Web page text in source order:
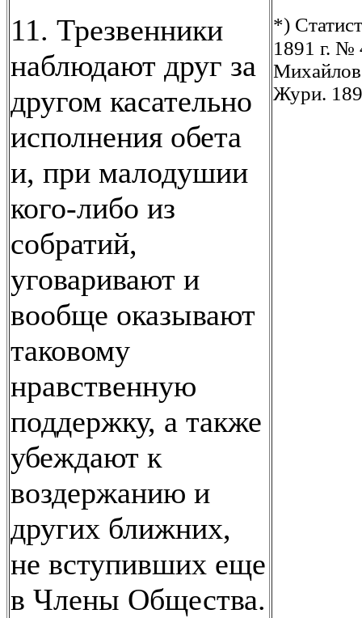
11. Трезвенники
наблюдают друг за
другом касательно
исполнения обета
и, при малодушии
кого-либо из
собратий,
уговаривают и
вообще оказывают
таковому
нравственную
поддержку, а также
убеждают к
воздержанию и
других ближних,
не вступивших еще
в Члены Общества.
*)
1891 г. №
Жури.